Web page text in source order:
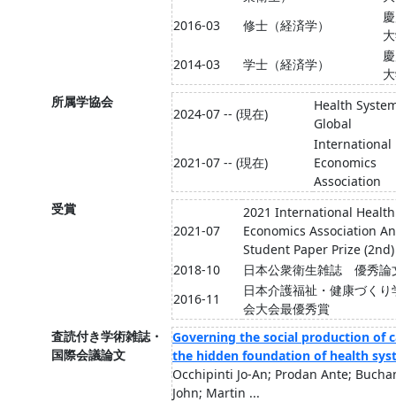
2016-03
修士（経済学）
2014-03
学士（経済学）
所属学協会
2024-07 -- (現在)
Health
Global
2021-07 -- (現在)
International
Economics
Association
受賞
2021-07
2021 International Health
Economics Association
Student Paper Prize (2nd)
2018-10
日本公衆衛生雑誌 優秀論
2016-11
日本介護福祉・健康づくり
会大会最優秀賞
査読付き学術雑誌・
国際会議論文
Governing the social production of
the hidden foundation of health
Occhipinti Jo-An; Prodan Ante;
John; Martin ...